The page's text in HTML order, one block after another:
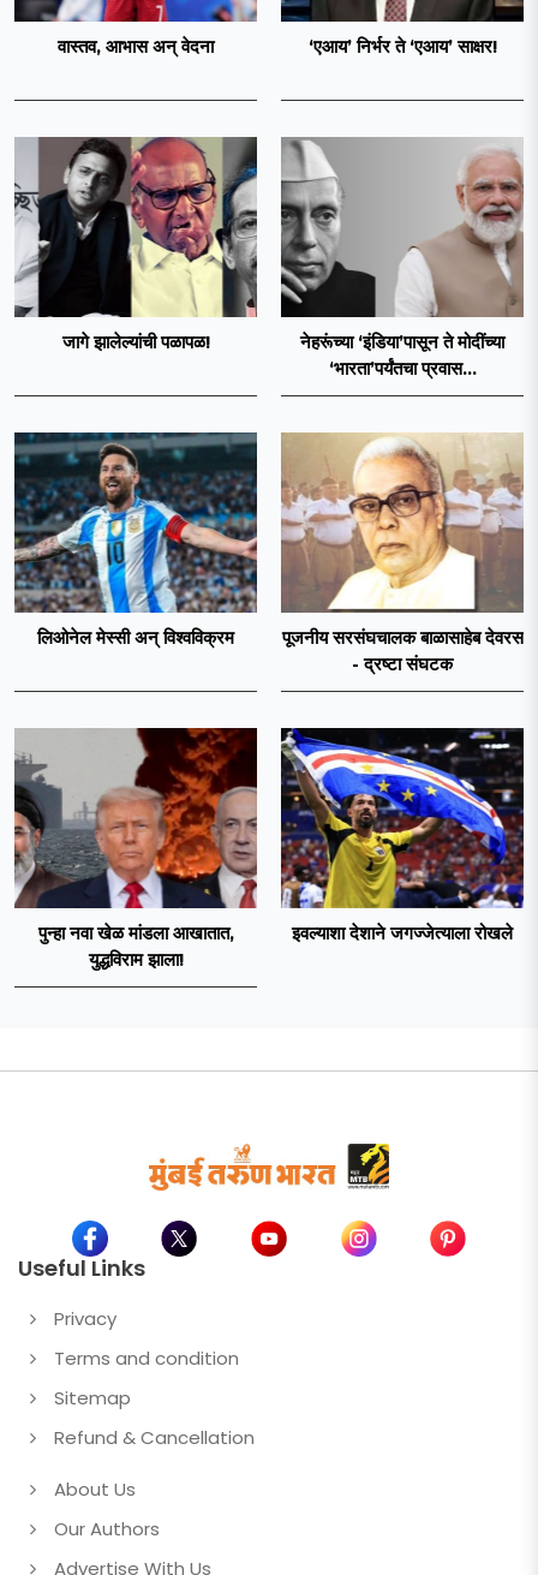
वास्तव, आभास अन् वेदना ‘एआय’ निर्भर ते ‘एआय’ साक्षर!
जागे झालेल्यांची पळापळ!
नेहरूंच्या ‘इंडिया’पासून ते मोदींच्या
‘भारता’पर्यंतचा प्रवास...
लिओनेल मेस्सी अन् विश्वविक्रम
पूजनीय सरसंघचालक बाळासाहेब देवरस
- द्रष्टा संघटक
पुन्हा नवा खेळ मांडला आखातात,
युद्धविराम झाला!
इवल्याशा देशाने जगज्जेत्याला रोखले
Useful Links
Privacy
Terms and condition
Sitemap
Refund & Cancellation
About Us
Our Authors
Advertise With Us